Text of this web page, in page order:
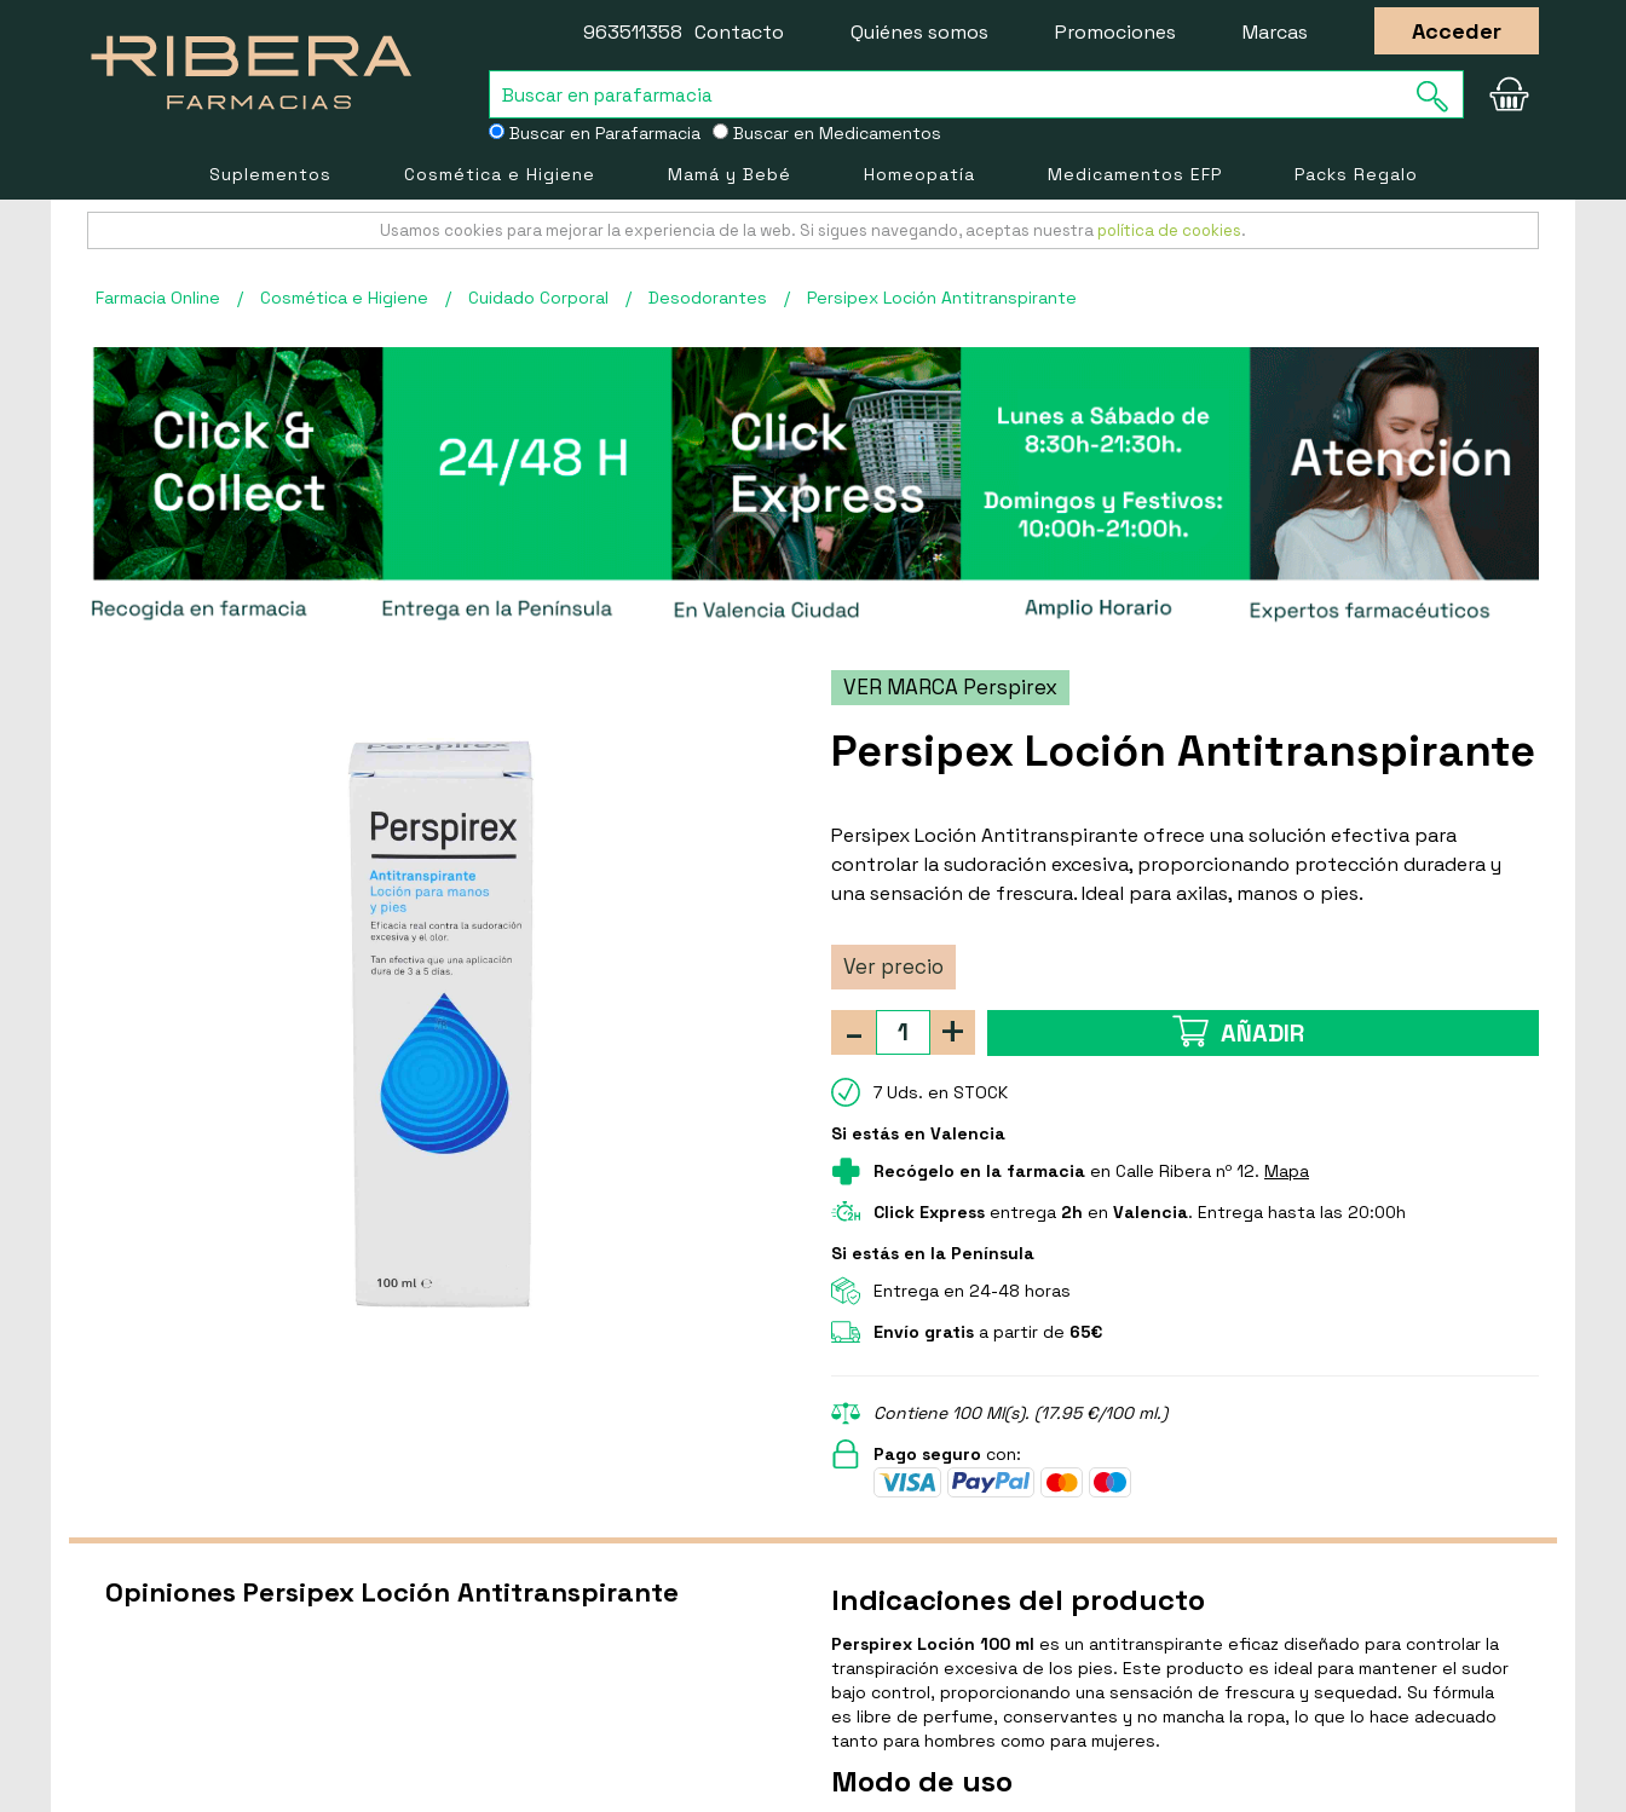
Buscar en Parafarmacia Buscar en Medicamentos
963511358 Contacto Quiénes somos Promociones Marcas Acceder
Suplementos Cosmética e Higiene Mamá y Bebé Homeopatía Medicamentos EFP Packs Regalo
Usamos cookies para mejorar la experiencia de la web. Si sigues navegando, aceptas nuestra política de cookies.
Farmacia Online / Cosmética e Higiene / Cuidado Corporal / Desodorantes / Persipex Loción Antitranspirante
VER MARCA Perspirex
Persipex Loción Antitranspirante
Persipex Loción Antitranspirante ofrece una solución efectiva para
controlar la sudoración excesiva, proporcionando protección duradera y
una sensación de frescura. Ideal para axilas, manos o pies.
Ver precio
+
- AÑADIR
7 Uds. en STOCK
Si estás en Valencia
Recógelo en la farmacia en Calle Ribera nº 12. Mapa
Click Express entrega 2h en Valencia. Entrega hasta las 20:00h
Si estás en la Península
Entrega en 24-48 horas
Envío gratis a partir de 65€
Contiene 100 Ml(s). (17.95 €/100 ml.)
Pago seguro con:
Indicaciones del producto
Perspirex Loción 100 ml es un antitranspirante eficaz diseñado para controlar la
transpiración excesiva de los pies. Este producto es ideal para mantener el sudor
bajo control, proporcionando una sensación de frescura y sequedad. Su fórmula
es libre de perfume, conservantes y no mancha la ropa, lo que lo hace adecuado
tanto para hombres como para mujeres.
Modo de uso
Opiniones Persipex Loción Antitranspirante